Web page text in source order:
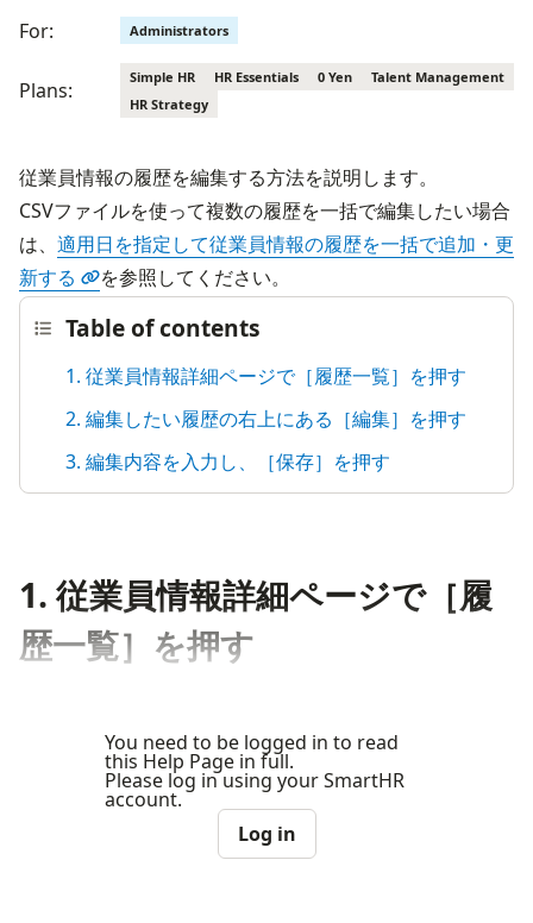
For: Administrators
Plans:
Simple HR HR Essentials 0 Yen
Talent Management
HR Strategy
従業員情報の履歴を編集する方法を説明します。
CSVファイルを使って複数の履歴を一括で編集したい場合
は、 適用日を指定して従業員情報の履歴を一括で追加・更
新する
を参照してください。
Table of contents
1. 従業員情報詳細ページで［履歴一覧］を押す
2. 編集したい履歴の右上にある［編集］を押す
3. 編集内容を入力し、［保存］を押す
1. 従業員情報詳細ページで［履
歴一覧］を押す
You need to be logged in to read
this Help Page in full.
Please log in using your SmartHR
account.
Log in